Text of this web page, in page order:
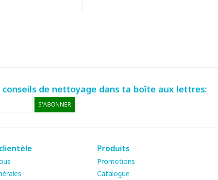
conseils de nettoyage dans ta boîte aux lettres:
S'ABONNER
Produits
Promotions
Catalogue